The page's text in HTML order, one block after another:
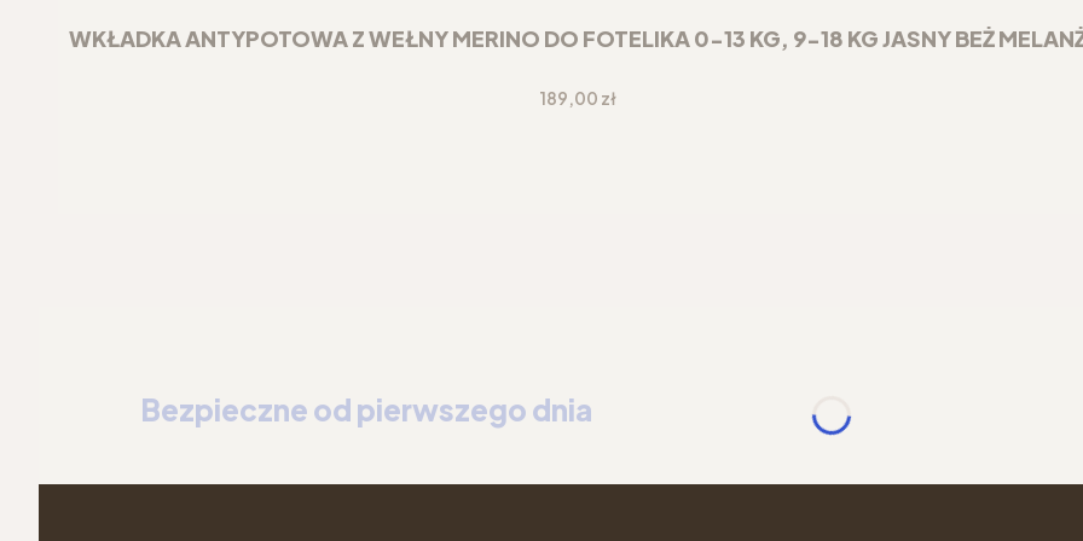
WKŁADKA ANTYPOTOWA Z WEŁNY MERINO DO FOTELIKA 0-13 KG, 9-18 KG JASNY BEŻ
Cena
189,00 zł
Bezpieczne od pierwszego dnia